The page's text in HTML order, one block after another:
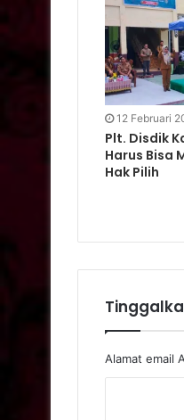
12 Februari
Plt. Disdik
Harus Bisa
Hak Pilih
Alamat email